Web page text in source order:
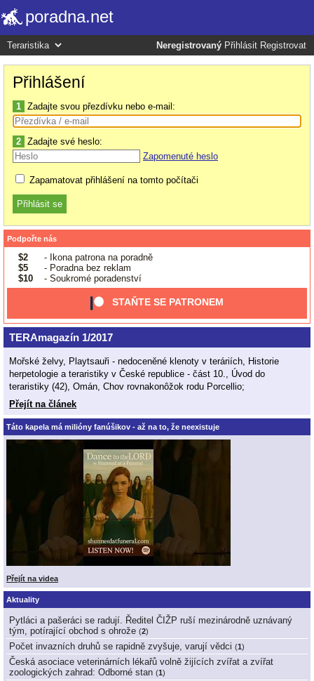
poradna.net
Neregistrovaný Přihlásit Registrovat
Přihlášení
1 Zadajte svou přezdívku nebo e-mail:
2 Zadajte své heslo:
Zapomenuté heslo
Zapamatovat přihlášení na tomto počítači
Podpořte nás
$2
- Ikona patrona na poradně
$5
- Poradna bez reklam
$10
- Soukromé poradenství
STAŇTE SE PATRONEM
TERAmagazín 1/2017
Mořské želvy, Playtsauři - nedoceněné klenoty v teráriích, Historie
herpetologie a teraristiky v České republice - část 10., Úvod do
teraristiky (42), Omán, Chov rovnakonôžok rodu Porcellio;
Přejít na článek
Táto kapela má milióny fanúšikov - až na to, že neexistuje
Přejít na videa
Aktuality
Pytláci a pašeráci se radují. Ředitel ČIŽP ruší mezinárodně uznávaný
tým, potírající obchod s ohrože (2)
Počet invazních druhů se rapidně zvyšuje, varují vědci (1)
Česká asociace veterinárních lékařů volně žijících zvířat a zvířat
zoologických zahrad: Odborné stan (1)